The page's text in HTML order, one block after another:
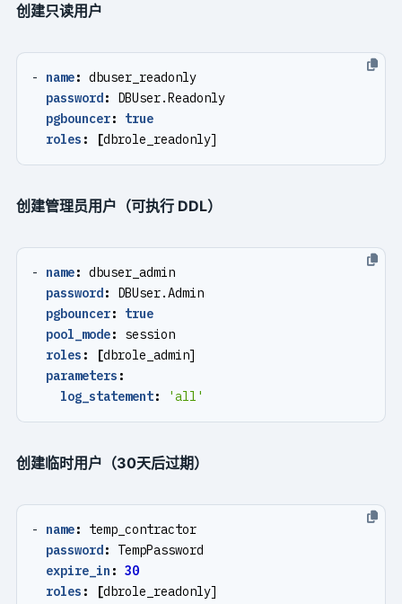
创建只读用户
- name: dbuser_readonly
password:
DBUser.Readonly
pgbouncer:
true
roles : [dbrole_readonly]
创建管理员用户（可执行 DDL）
- name: dbuser_admin
password:
DBUser.Admin
pgbouncer:
true
pool_mode:
session
roles : [dbrole_admin]
parameters :
log_statement: 'all'
创建临时用户（30天后过期）
- name:
temp_contractor
password:
TempPassword
expire_in : 30
roles : [dbrole_readonly]